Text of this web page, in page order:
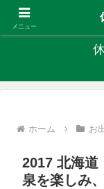
キャンプ
ホーム お
2017 北海
泉を楽しみ
メニュー